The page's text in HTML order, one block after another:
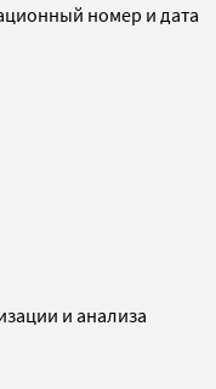
номер и дата
и анализа